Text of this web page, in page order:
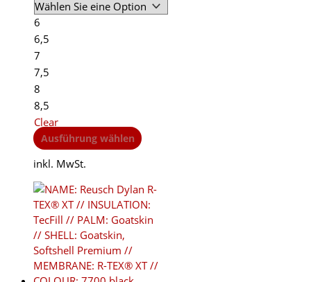
6
6,5
7
7,5
8
8,5
Clear
Ausführung wählen This
multiple
variants.
The
options
be
chosen
inkl. MwSt.